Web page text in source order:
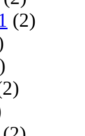
(2)